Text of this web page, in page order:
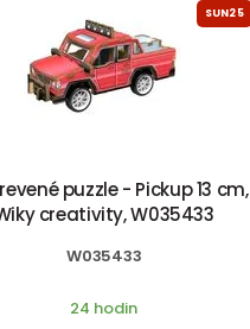
SUN25
puzzle - Pickup 13 cm,
creativity, W035433
W035433
24 hodin